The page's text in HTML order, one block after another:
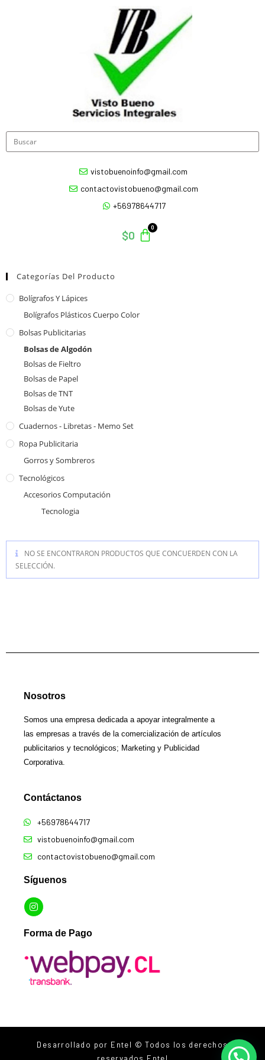
vistobuenoinfo@gmail.com
contactovistobueno@gmail.com
+56978644717
$0
Categorías Del Producto
Bolígrafos Y Lápices
Bolígrafos Plásticos Cuerpo Color
Bolsas Publicitarias
Bolsas de Algodón
Bolsas de Fieltro
Bolsas de Papel
Bolsas de TNT
Bolsas de Yute
Cuadernos - Libretas - Memo Set
Ropa Publicitaria
Gorros y Sombreros
Tecnológicos
Accesorios Computación
Tecnologia
NO SE ENCONTRARON PRODUCTOS QUE CONCUERDEN CON LA
SELECCIÓN.
Nosotros
Somos una empresa dedicada a apoyar integralmente a
las empresas a través de la comercialización de artículos
publicitarios y tecnológicos; Marketing y Publicidad
Corporativa.
Contáctanos​
+56978644717
vistobuenoinfo@gmail.com
contactovistobueno@gmail.com
Síguenos
Forma de Pago
Desarrollado por Entel © Todos los derechos